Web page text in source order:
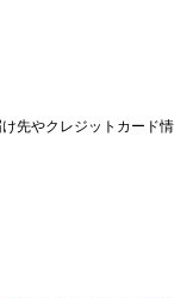
先やクレジットカード情